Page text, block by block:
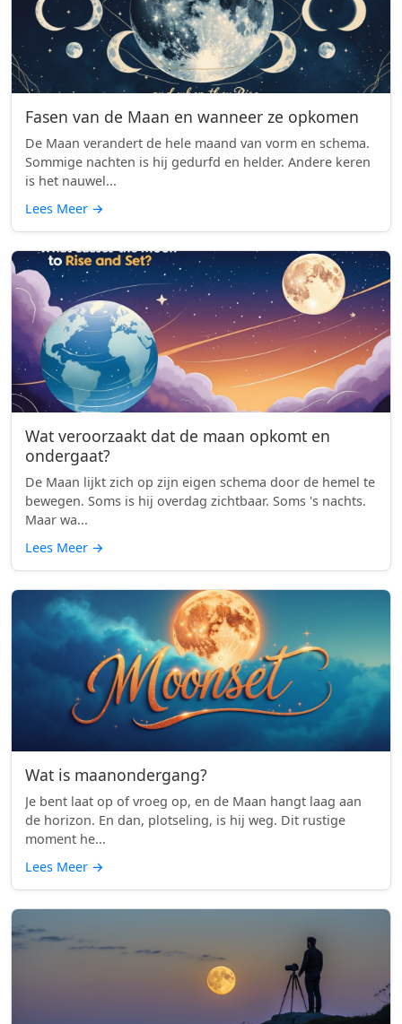
Fasen van de Maan en wanneer ze opkomen
De Maan verandert de hele maand van vorm en schema.
Sommige nachten is hij gedurfd en helder. Andere keren
is het nauwel...
Lees Meer →
Wat veroorzaakt dat de maan opkomt en
ondergaat?
De Maan lijkt zich op zijn eigen schema door de hemel te
bewegen. Soms is hij overdag zichtbaar. Soms 's nachts.
Maar wa...
Lees Meer →
Wat is maanondergang?
Je bent laat op of vroeg op, en de Maan hangt laag aan
de horizon. En dan, plotseling, is hij weg. Dit rustige
moment he...
Lees Meer →